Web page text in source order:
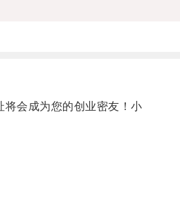
会成为您的创业密友！小